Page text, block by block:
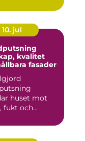
10. jul
kvalitet
fasader
huset mot
fukt och
får